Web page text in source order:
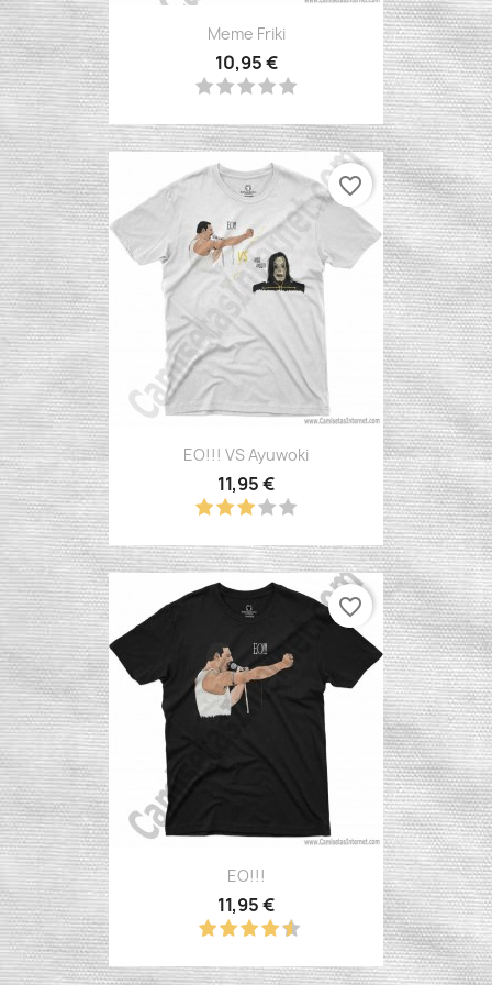
Meme Friki
10,95 €
EO!!! VS Ayuwoki
11,95 €
favorite_border
EO!!!
11,95 €
favorite_border